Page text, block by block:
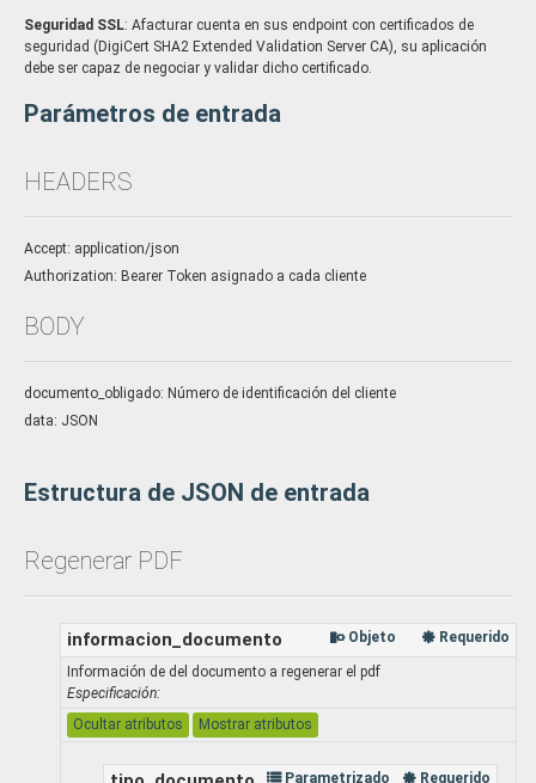
Seguridad SSL: Afacturar cuenta en sus endpoint con certificados de
seguridad (DigiCert SHA2 Extended Validation Server CA), su aplicación
debe ser capaz de negociar y validar dicho certificado.
Parámetros de entrada
HEADERS
Accept: application/json
Authorization: Bearer Token asignado a cada cliente
BODY
documento_obligado: Número de identificación del cliente
data: JSON
Estructura de JSON de entrada
Regenerar PDF
informacion_documento Objeto Requerido
Información de del documento a regenerar el pdf
Especificación:
Ocultar atributos
Mostrar atributos
Parametrizado Requerido